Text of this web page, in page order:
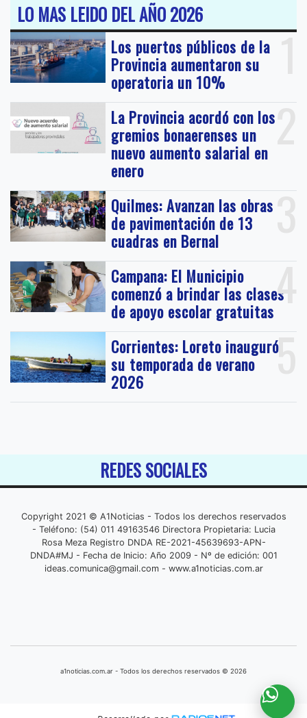
LO MAS LEIDO DEL AÑO 2026
1
Los puertos públicos de la
Provincia aumentaron su
operatoria un 10%
2
La Provincia acordó con los
gremios bonaerenses un
nuevo aumento salarial en
enero
3
Quilmes: Avanzan las obras
de pavimentación de 13
cuadras en Bernal
4
Campana: El Municipio
comenzó a brindar las clases
de apoyo escolar gratuitas
5
Corrientes: Loreto inauguró
su temporada de verano
2026
REDES SOCIALES
Copyright 2021 © A1Noticias - Todos los derechos reservados
- Teléfono: (54) 011 49163546 Directora Propietaria: Lucia
Rosa Meza Registro DNDA RE-2021-45639693-APN-
DNDA#MJ - Fecha de Inicio: Año 2009 - Nº de edición: 001
ideas.comunica@gmail.com- www.a1noticias.com.ar
a1noticias.com.ar - Todos los derechos reservados © 2026